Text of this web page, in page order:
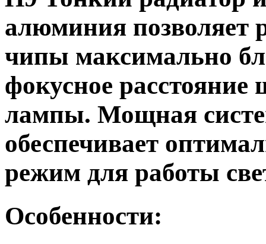
алюминия позволяет
чипы максимально
фокусное расстояние
лампы. Мощная
обеспечивает
режим для работы
Особенности: